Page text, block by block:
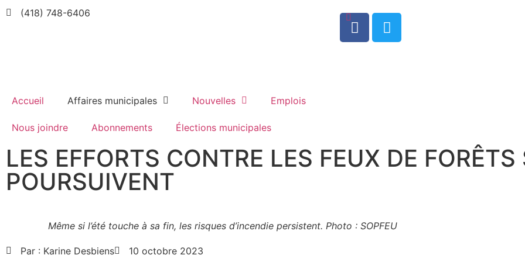
(418) 748-6406
0
Accueil Affaires municipales Nouvelles Emplois
Nous joindre Abonnements Élections municipales
LES EFFORTS CONTRE LES FEUX DE FORÊTS
POURSUIVENT
Même si l’été touche à sa fin, les risques d’incendie persistent. Photo : SOPFEU
Par : Karine Desbiens 10 octobre 2023